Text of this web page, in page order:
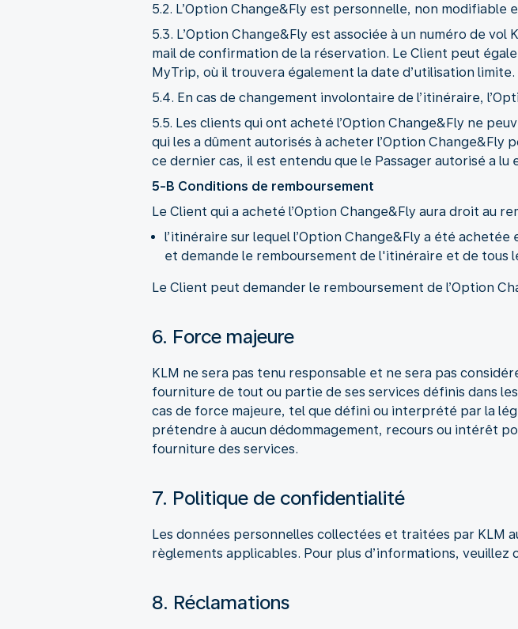
5.2. L’Option Change&Fly est personnelle, non modifiable
5.3. L’Option Change&Fly est associée à un numéro de
mail de confirmation de la réservation. Le Client peut
MyTrip, où il trouvera également la date d’utilisation limite.
5.4. En cas de changement involontaire de l’itinéraire,
5.5. Les clients qui ont acheté l’Option Change&Fly ne
qui les a dûment autorisés à acheter l’Option Change&Fly
ce dernier cas, il est entendu que le Passager autorisé a
5-B Conditions de remboursement
Le Client qui a acheté l’Option Change&Fly aura droit au
l’itinéraire sur lequel l’Option Change&Fly a été
et demande le remboursement de l'itinéraire et de tous
Le Client peut demander le remboursement de l’Option
6. Force majeure
KLM ne sera pas tenu responsable et ne sera pas
fourniture de tout ou partie de ses services définis dans
cas de force majeure, tel que défini ou interprété par la
prétendre à aucun dédommagement, recours ou intérêt
fourniture des services.
7. Politique de confidentialité
Les données personnelles collectées et traitées par
règlements applicables. Pour plus d’informations, veuillez
8. Réclamations